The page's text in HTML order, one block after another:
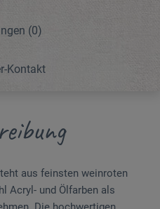
(0)
Kontakt
aus feinsten weinroten
Acryl- und Ölfarben als